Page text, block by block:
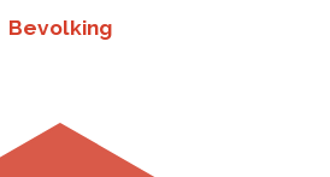
Bevolking